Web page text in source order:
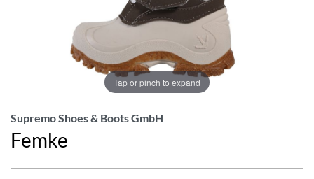
Tap or pinch to expand
Supremo Shoes & Boots GmbH
Femke